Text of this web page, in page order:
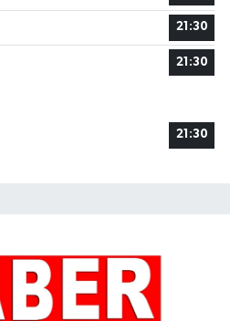
21:30
21:30
21:30